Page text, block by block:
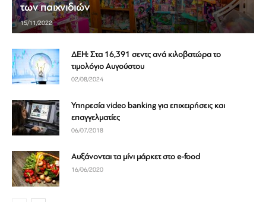
των παιχνιδιών
15/11/2022
ΔΕΗ: Στα 16,391 σεντς ανά κιλοβατώρα το
τιμολόγιο Αυγούστου
02/08/2024
Υπηρεσία video banking για επιχειρήσεις και
επαγγελματίες
06/07/2018
Αυξάνονται τα μίνι μάρκετ στο e-food
16/06/2020